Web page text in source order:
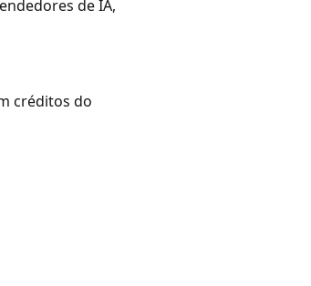
de IA,
créditos do